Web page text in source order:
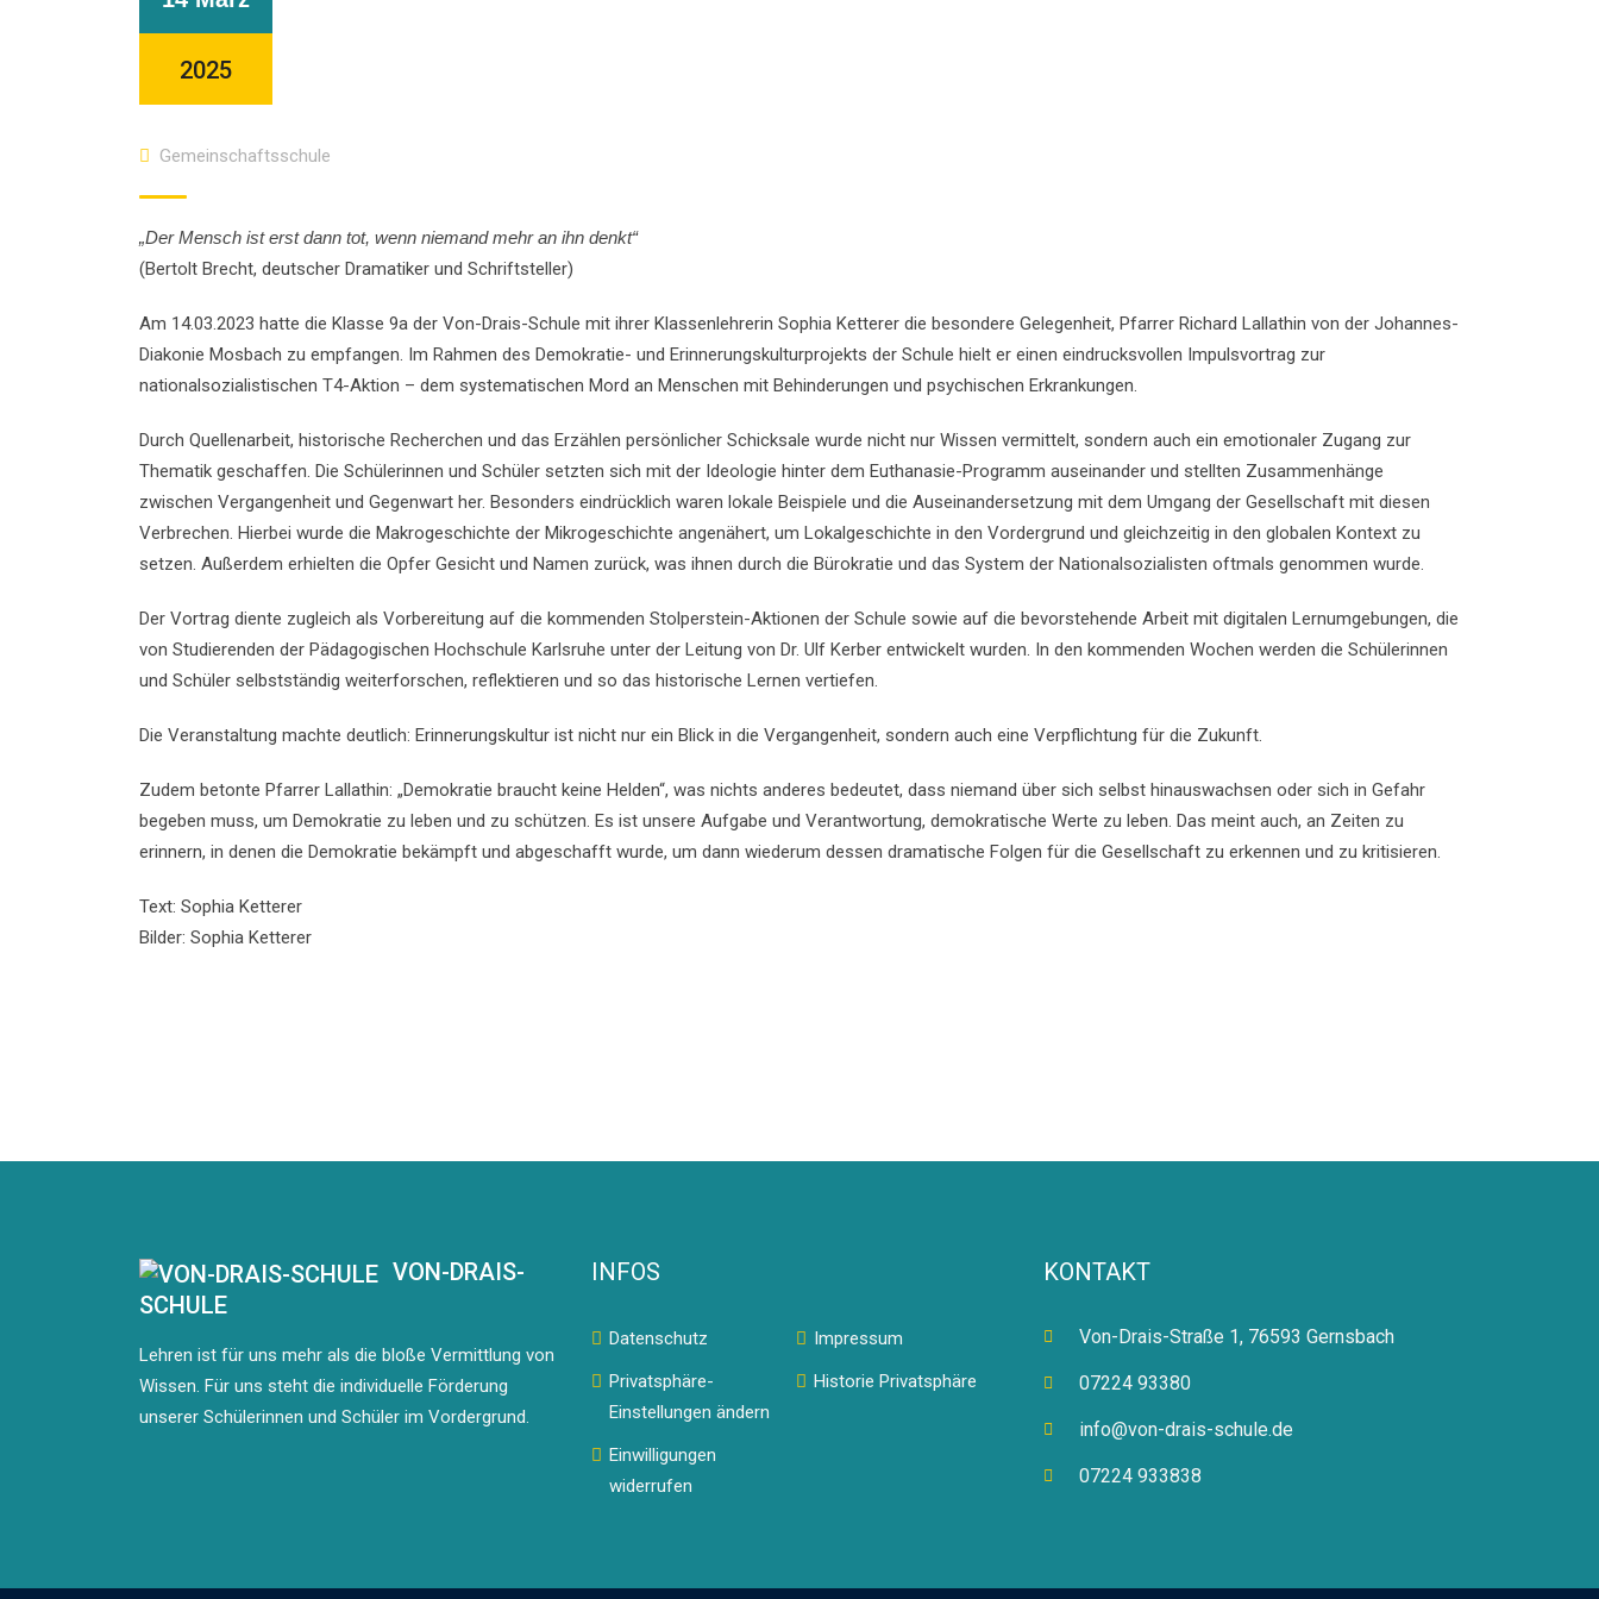
2025
Gemeinschaftsschule
„Der Mensch ist erst dann tot, wenn niemand mehr an ihn denkt“
(Bertolt Brecht, deutscher Dramatiker und Schriftsteller)
Am 14.03.2023 hatte die Klasse 9a der Von-Drais-Schule mit ihrer Klassenlehrerin Sophia Ketterer die besondere Gelegenheit, Pfarrer Richard Lallathin von der Johannes-
Diakonie Mosbach zu empfangen. Im Rahmen des Demokratie- und Erinnerungskulturprojekts der Schule hielt er einen eindrucksvollen Impulsvortrag zur
nationalsozialistischen T4-Aktion – dem systematischen Mord an Menschen mit Behinderungen und psychischen Erkrankungen.
Durch Quellenarbeit, historische Recherchen und das Erzählen persönlicher Schicksale wurde nicht nur Wissen vermittelt, sondern auch ein emotionaler Zugang zur
Thematik geschaffen. Die Schülerinnen und Schüler setzten sich mit der Ideologie hinter dem Euthanasie-Programm auseinander und stellten Zusammenhänge
zwischen Vergangenheit und Gegenwart her. Besonders eindrücklich waren lokale Beispiele und die Auseinandersetzung mit dem Umgang der Gesellschaft mit diesen
Verbrechen. Hierbei wurde die Makrogeschichte der Mikrogeschichte angenähert, um Lokalgeschichte in den Vordergrund und gleichzeitig in den globalen Kontext zu
setzen. Außerdem erhielten die Opfer Gesicht und Namen zurück, was ihnen durch die Bürokratie und das System der Nationalsozialisten oftmals genommen wurde.
Der Vortrag diente zugleich als Vorbereitung auf die kommenden Stolperstein-Aktionen der Schule sowie auf die bevorstehende Arbeit mit digitalen Lernumgebungen, die
von Studierenden der Pädagogischen Hochschule Karlsruhe unter der Leitung von Dr. Ulf Kerber entwickelt wurden. In den kommenden Wochen werden die Schülerinnen
und Schüler selbstständig weiterforschen, reflektieren und so das historische Lernen vertiefen.
Die Veranstaltung machte deutlich: Erinnerungskultur ist nicht nur ein Blick in die Vergangenheit, sondern auch eine Verpflichtung für die Zukunft.
Zudem betonte Pfarrer Lallathin: „Demokratie braucht keine Helden“, was nichts anderes bedeutet, dass niemand über sich selbst hinauswachsen oder sich in Gefahr
begeben muss, um Demokratie zu leben und zu schützen. Es ist unsere Aufgabe und Verantwortung, demokratische Werte zu leben. Das meint auch, an Zeiten zu
erinnern, in denen die Demokratie bekämpft und abgeschafft wurde, um dann wiederum dessen dramatische Folgen für die Gesellschaft zu erkennen und zu kritisieren.
Text: Sophia Ketterer
Bilder: Sophia Ketterer
VON-DRAIS-
SCHULE
Lehren ist für uns mehr als die bloße Vermittlung von
Wissen. Für uns steht die individuelle Förderung
unserer Schülerinnen und Schüler im Vordergrund.
INFOS
Datenschutz
Impressum
Privatsphäre-
Einstellungen ändern
Historie Privatsphäre
Einwilligungen
widerrufen
KONTAKT
Von-Drais-Straße 1, 76593 Gernsbach
07224 93380
info@von-drais-schule.de
07224 933838